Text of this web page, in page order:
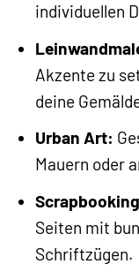
individuellen
Akzente zu
deine
Urban Art:
Mauern oder
Seiten mit
Schriftzügen.